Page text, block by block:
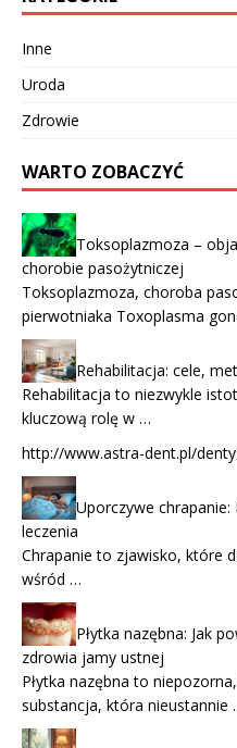
Inne
Uroda
Zdrowie
WARTO ZOBACZYĆ
Toksoplazmoza –
chorobie pasożytniczej
Toksoplazmoza, choroba
pierwotniaka Toxoplasma
Rehabilitacja: cele,
Rehabilitacja to niezwykle
kluczową rolę w …
http://www.astra-dent.pl/
Uporczywe
leczenia
Chrapanie to zjawisko, które
wśród …
Płytka nazębna: Jak
zdrowia jamy ustnej
Płytka nazębna to
substancja, która nieustannie